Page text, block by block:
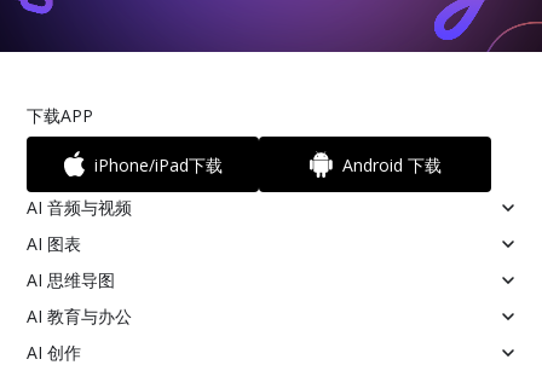
下载APP
iPhone/iPad下载
Android 下载
AI 音频与视频
AI 图表
AI 思维导图
AI 教育与办公
AI 创作